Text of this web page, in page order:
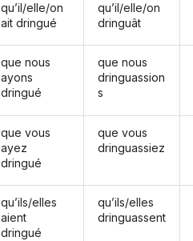
qu’il/elle/on
ait dringué
que nous
ayons
dringué
que vous
ayez
dringué
qu’ils/elles
aient
dringué
qu’il/elle/on
dringuât
que nous
dringuassion
s
que vous
dringuassiez
qu’ils/elles
dringuassent